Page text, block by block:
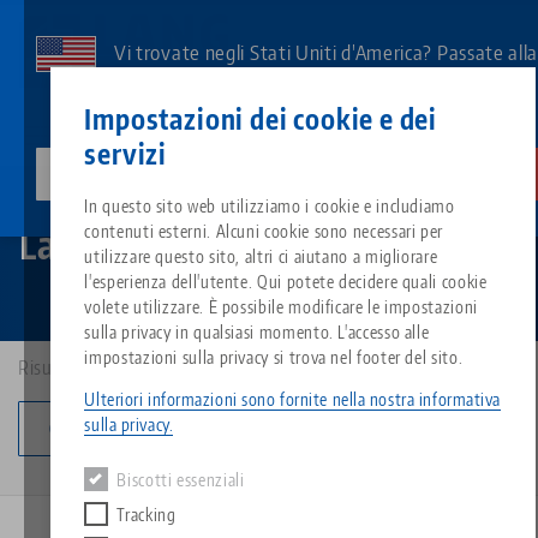
Impostazioni dei cookie e dei
servizi
In questo sito web utilizziamo i cookie e includiamo
contenuti esterni. Alcuni cookie sono necessari per
utilizzare questo sito, altri ci aiutano a migliorare
l'esperienza dell'utente. Qui potete decidere quali cookie
volete utilizzare. È possibile modificare le impostazioni
sulla privacy in qualsiasi momento. L'accesso alle
impostazioni sulla privacy si trova nel footer del sito.
Ulteriori informazioni sono fornite nella nostra informativa
sulla privacy.
Biscotti essenziali
Tracking
contenuto
Vi trovate negli Stati Uniti d'America? Passate alla
specifici del Paese.
Tutto da un'unica fonte
Sistema di serraggio a punto
Sistemi di staffaggio
Gruppo di
Tipi di prodotto
Panoramica dei prodotti
Informazioni su LANG
Filosofia
Innovazioni
Download
FAQ
Richiesta catalogo
Blog
Notizie
Eventi
Prodotti abbinati
Siamo spiacenti. Non abbiamo trovato alcun risultato.
Vai alla pagina del prodotto
Servizi
Quicklinks
Search
Downloads
Breadcrumb
Lapidi
Risultati: 3
Cambia categoria
NUOVA VERSIONE